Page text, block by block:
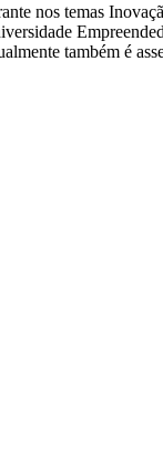
nos temas
também é